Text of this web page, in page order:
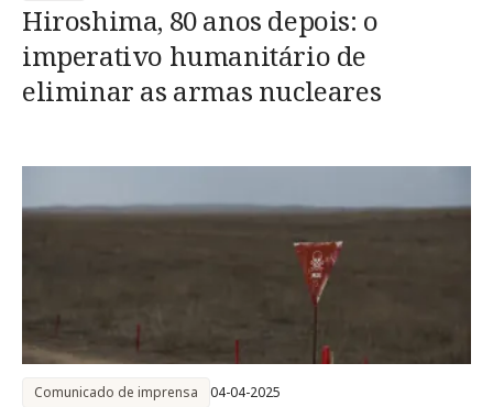
Hiroshima, 80 anos depois: o
imperativo humanitário de
eliminar as armas nucleares
Comunicado de imprensa 04-04-2025